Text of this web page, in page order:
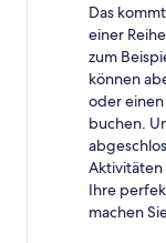
Das
einer
zum
können
oder
buchen.
Aktivitäten
Ihre
machen